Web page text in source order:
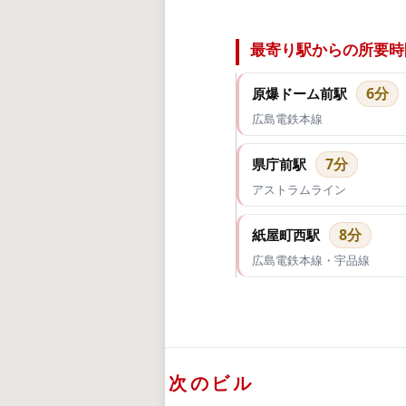
最寄り駅からの所要
原爆ドーム前駅 6分
広島電鉄本線
県庁前駅 7分
アストラムライン
紙屋町西駅 8分
広島電鉄本線・宇品線
次のビル